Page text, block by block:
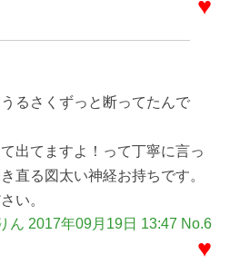
♥
るさくずっと断ってたんで
出てますよ！って丁寧に言っ
直る図太い神経お持ちです。
い。
ん 2017年09月19日 13:47 No.6
♥